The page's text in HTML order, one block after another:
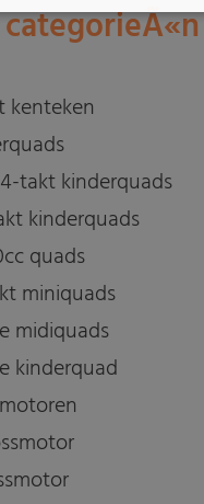
kenteken
4-takt kinderquads
kinderquads
quads
miniquads
midiquads
kinderquad